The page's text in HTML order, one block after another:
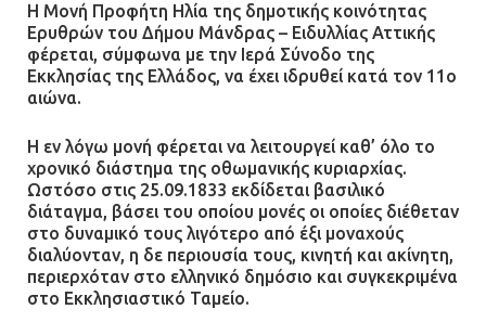
Η Μονή Προφήτη Ηλία της δημοτικής κοινότητας
Ερυθρών του Δήμου Μάνδρας – Ειδυλλίας Αττικής
φέρεται, σύμφωνα με την Ιερά Σύνοδο της
Εκκλησίας της Ελλάδος, να έχει ιδρυθεί κατά τον 11ο
αιώνα.
Η εν λόγω μονή φέρεται να λειτουργεί καθ’ όλο το
χρονικό διάστημα της οθωμανικής κυριαρχίας.
Ωστόσο στις 25.09.1833 εκδίδεται βασιλικό
διάταγμα, βάσει του οποίου μονές οι οποίες διέθεταν
στο δυναμικό τους λιγότερο από έξι μοναχούς
διαλύονταν, η δε περιουσία τους, κινητή και ακίνητη,
περιερχόταν στο ελληνικό δημόσιο και συγκεκριμένα
στο Εκκλησιαστικό Ταμείο.